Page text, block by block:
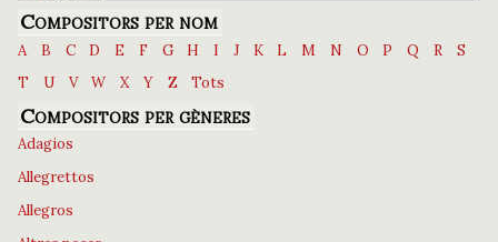
Compositors per nom
A B C D E F G H I J K L M N O P Q R
S
T
U V W X Y Z Tots
Compositors per gèneres
Adagios
Allegrettos
Allegros